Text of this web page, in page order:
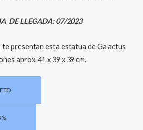
DE LLEGADA: 07/2023
te presentan esta estatua de Galactus
aprox. 41 x 39 x 39 cm.